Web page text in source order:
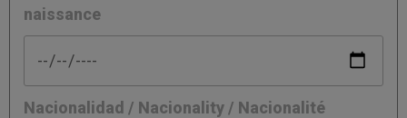
naissance
Nacionalidad / Nacionality / Nacionalité